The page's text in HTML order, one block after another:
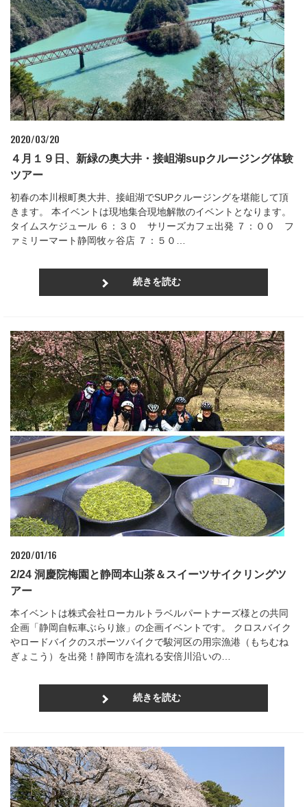
2020/03/20
４月１９日、新緑の奥大井・接岨湖supクルージング体験
ツアー
初春の本川根町奥大井、接岨湖でSUPクルージングを堪能して頂
きます。 本イベントは現地集合現地解散のイベントとなります。
タイムスケジュール ６：３０ サリーズカフェ出発 ７：００ フ
ァミリーマート静岡牧ヶ谷店 ７：５０…
続きを読む
2020/01/16
2/24 洞慶院梅園と静岡本山茶＆スイーツサイクリングツ
アー
本イベントは株式会社ローカルトラベルパートナーズ様との共同
企画「静岡自転車ぶらり旅」の企画イベントです。 クロスバイク
やロードバイクのスポーツバイクで駿河区の用宗漁港（もちむね
ぎょこう）を出発！静岡市を流れる安倍川沿いの…
続きを読む